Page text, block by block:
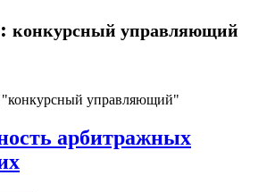
конкурсный управляющий
"конкурсный управляющий"
арбитражных